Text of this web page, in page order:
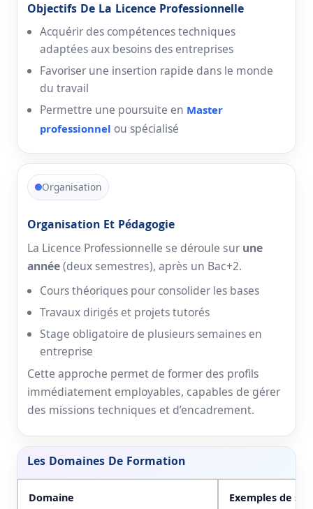
Objectifs De La Licence Professionnelle
Acquérir des compétences techniques
adaptées aux besoins des entreprises
Favoriser une insertion rapide dans le monde
du travail
Permettre une poursuite en Master
professionnel ou spécialisé
Organisation
Organisation Et Pédagogie
La Licence Professionnelle se déroule sur une
année(deux semestres), après un Bac+2.
Cours théoriques pour consolider les bases
Travaux dirigés et projets tutorés
Stage obligatoire de plusieurs semaines en
entreprise
Cette approche permet de former des profils
immédiatement employables, capables de gérer
des missions techniques et d’encadrement.
Les Domaines De Formation
Domaine Exemples de